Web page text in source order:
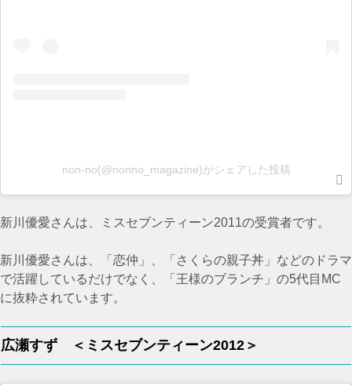
non-no(@nonno_magazine)がシェアした投稿
新川優愛さんは、ミスセブンティーン2011の受賞者です。
新川優愛さんは、「恋仲」、「さくらの親子丼」などのドラマ
で活躍しているだけでなく、「王様のブランチ」の5代目MC
に抜粋されています。
広瀬すず ＜ミスセブンティーン2012＞